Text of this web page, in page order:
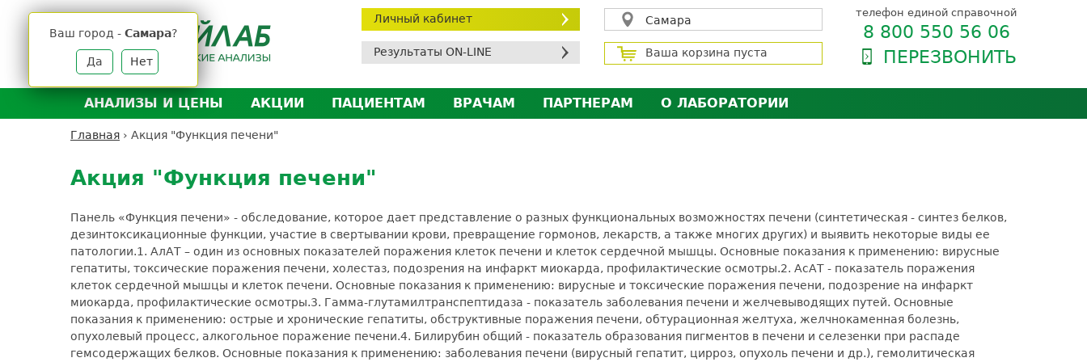
Личный кабинет
Результаты ON-LINE
Самара
Ваш город - Самара?
Да Нет
Ваша корзина пуста
телефон единой справочной
8 800 550 56 06
ПЕРЕЗВОНИТЬ
АНАЛИЗЫ И ЦЕНЫ
Анализы и цены
Выезд на дом
Расшифровка анализов
АКЦИИ
ПАЦИЕНТАМ
ДМС
Усиление профилактических мер для безопасности пациентов
Налоговый вычет
ВРАЧАМ
ПАРТНЕРАМ
О ЛАБОРАТОРИИ
Главная › Акция "Функция печени"
to
top
Акция "Функция печени"
Панель «Функция печени» - обследование, которое дает представление о разных функциональных возможностях печени (синтетическая - синтез белков,
дезинтоксикационные функции, участие в свертывании крови, превращение гормонов, лекарств, а также многих других) и выявить некоторые виды ее
патологии.1. АлАТ – один из основных показателей поражения клеток печени и клеток сердечной мышцы. Основные показания к применению: вирусные
гепатиты, токсические поражения печени, холестаз, подозрения на инфаркт миокарда, профилактические осмотры.2. АсАТ - показатель поражения
клеток сердечной мышцы и клеток печени. Основные показания к применению: вирусные и токсические поражения печени, подозрение на инфаркт
миокарда, профилактические осмотры.3. Гамма-глутамилтранспептидаза - показатель заболевания печени и желчевыводящих путей. Основные
показания к применению: острые и хронические гепатиты, обструктивные поражения печени, обтурационная желтуха, желчнокаменная болезнь,
опухолевый процесс, алкогольное поражение печени.4. Билирубин общий - показатель образования пигментов в печени и селезенки при распаде
гемсодержащих белков. Основные показания к применению: заболевания печени (вирусный гепатит, цирроз, опухоль печени и др.), гемолитическая